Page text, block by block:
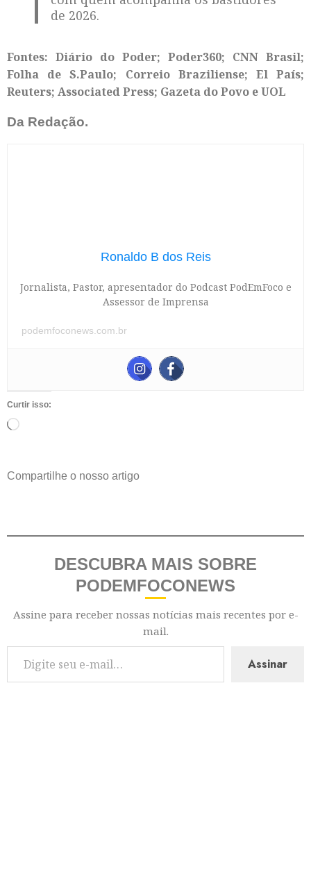
de 2026.
Fontes: Diário do Poder; Poder360; CNN Brasil;
Folha de S.Paulo; Correio Braziliense; El País;
Reuters; Associated Press; Gazeta do Povo e UOL
Da Redação.
Ronaldo B dos Reis
Jornalista, Pastor, apresentador do Podcast PodEmFoco e
Assessor de Imprensa
podemfoconews.com.br
Curtir isso:
Compartilhe o nosso artigo
DESCUBRA MAIS SOBRE
PODEMFOCONEWS
Assine para receber nossas notícias mais recentes por e-
mail.
Assinar